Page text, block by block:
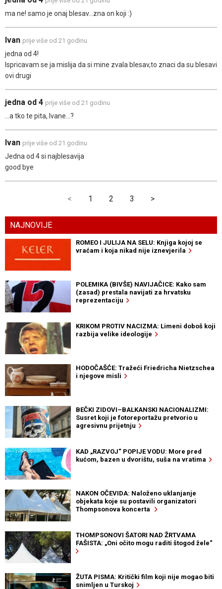
ma ne! samo je onaj blesav...zna on koji :)
Ivan prije više od 21 godinu
jedna od 4!
Ispricavam se ja mislija da si mine zvala blesav,to znaci da su blesavi
ovi drugi
jedna od 4 prije više od 21 godinu
...a tko te pita, Ivane...?
Ivan prije više od 21 godinu
Jedna od 4 si najblesavija
good bye
< 1 2 3 >
NAJNOVIJE
ROMEO I JULIJA NA SELU: Knjiga kojoj se
vraćam i koja nikad nije iznevjerila
POLEMIKA (BIVŠE) NAVIJAČICE: Kako sam
(zasad) prestala navijati za hrvatsku
reprezentaciju
KRIKOM PROTIV NACIZMA: Limeni doboš koji
razbija velike ideologije
HODOČAŠĆE: Tražeći Friedricha Nietzschea
i njegove misli
BEČKI ZIDOVI–BALKANSKI NACIONALIZMI:
Susret koji je fotoreportažu pretvorio u
agresivnu prijetnju
KAD „RAZVOJ“ POPIJE VODU: More pred
kućom, bazen u dvorištu, suša na vratima
NAKON OČEVIDA: Naloženo uklanjanje
objekata koje su postavili organizatori
Thompsonova koncerta
THOMPSONOVI ŠATORI NAD ŽRTVAMA
FAŠISTA: „Oni očito mogu raditi štogod žele“
ŽUTA PISMA: Kritički film koji nije mogao biti
snimljen u Turskoj